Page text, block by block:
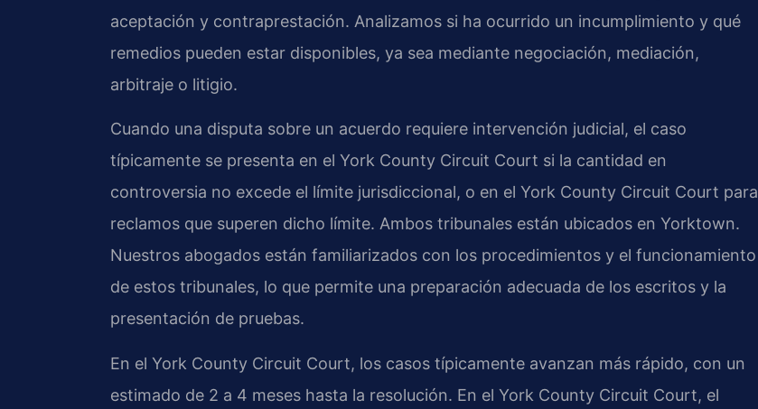
aceptación y contraprestación. Analizamos si ha ocurrido un incumplimiento y qué
remedios pueden estar disponibles, ya sea mediante negociación, mediación,
arbitraje o litigio.
Cuando una disputa sobre un acuerdo requiere intervención judicial, el caso
típicamente se presenta en el York County Circuit Court si la cantidad en
controversia no excede el límite jurisdiccional, o en el York County Circuit Court para
reclamos que superen dicho límite. Ambos tribunales están ubicados en Yorktown.
Nuestros abogados están familiarizados con los procedimientos y el funcionamiento
de estos tribunales, lo que permite una preparación adecuada de los escritos y la
presentación de pruebas.
En el York County Circuit Court, los casos típicamente avanzan más rápido, con un
estimado de 2 a 4 meses hasta la resolución. En el York County Circuit Court, el